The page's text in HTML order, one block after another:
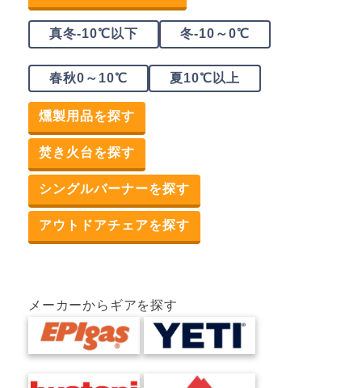
真冬-10℃以下 冬-10～0℃
春秋0～10℃ 夏10℃以上
燻製用品を探す
焚き火台を探す
シングルバーナーを探す
アウトドアチェアを探す
メーカーからギアを探す